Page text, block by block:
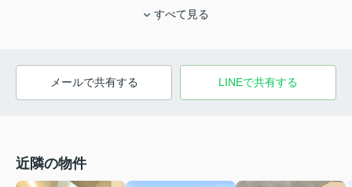
すべて見る
メールで共有する LINEで共有する
近隣の物件